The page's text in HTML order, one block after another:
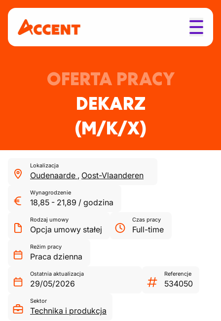
OFERTA PRACY
DEKARZ
(M/K/X)
Lokalizacja
Oudenaarde , Oost-Vlaanderen
Wynagrodzenie
18,85 - 21,89 / godzina
Rodzaj umowy
Opcja umowy stałej
Czas pracy
Full-time
Reżim pracy
Praca dzienna
Ostatnia aktualizacja
29/05/2026
Referencje
534050
Sektor
Technika i produkcja